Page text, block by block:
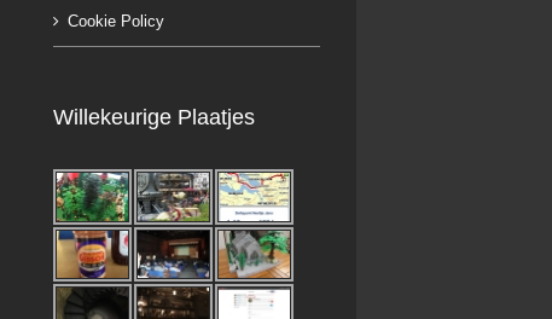
Cookie Policy
Willekeurige Plaatjes